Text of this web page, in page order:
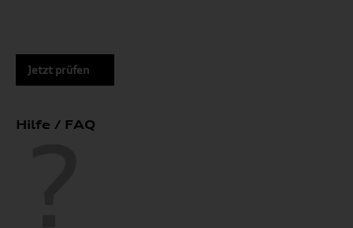
Jetzt prüfen
Hilfe / FAQ